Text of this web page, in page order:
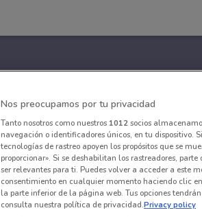
Nos preocupamos por tu privacidad
Tanto nosotros como nuestros 1012socios
navegación o identificadores únicos, en tu dispositivo.
tecnologías de rastreo apoyen los propósitos que se
proporcionar». Si se deshabilitan los rastreadores,
ser relevantes para ti. Puedes volver a acceder a este
consentimiento en cualquier momento haciendo clic
la parte inferior de la página web. Tus opciones
consulta nuestra política de privacidad.Privacy policy